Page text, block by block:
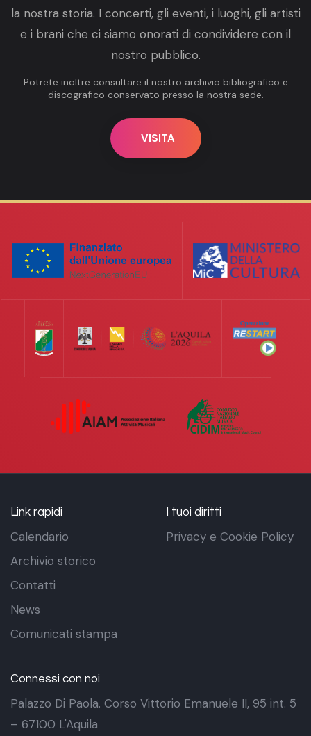
la nostra storia. I concerti, gli eventi, i luoghi, gli artisti
e i brani che ci siamo onorati di condividere con il
nostro pubblico.
Potrete inoltre consultare il nostro archivio bibliografico e
discografico conservato presso la nostra sede.
VISITA
Link rapidi
Calendario
Archivio storico
Contatti
News
Comunicati stampa
I tuoi diritti
Privacy e Cookie Policy
Connessi con noi
Palazzo Di Paola. Corso Vittorio Emanuele II, 95 int. 5
– 67100 L'Aquila